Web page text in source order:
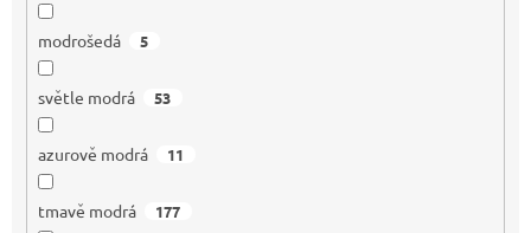
modrošedá 5
světle modrá 53
azurově modrá 11
tmavě modrá 177